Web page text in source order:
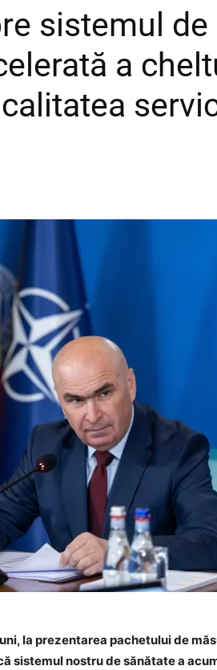
sistemul
a
la prezentarea pachetului de
sistemul nostru de sănătate a